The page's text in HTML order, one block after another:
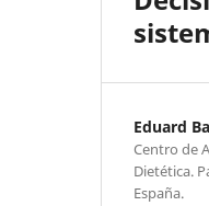
Eduard
Centro de
Dietética.
España.